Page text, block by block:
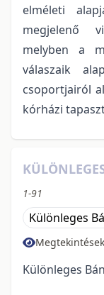
elméleti
megjelenő
melyben a
válaszaik
csoportjairól
kórházi
1-91
Különleges
Különleges